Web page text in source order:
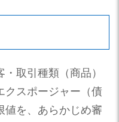
取引種類（商品）
クスポージャー（債
値を、あらかじめ審